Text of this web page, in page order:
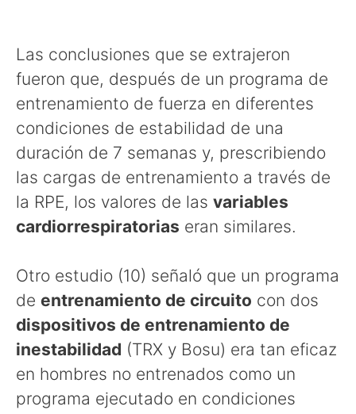
Las conclusiones que se extrajeron
fueron que, después de un programa de
entrenamiento de fuerza en diferentes
condiciones de estabilidad de una
duración de 7 semanas y, prescribiendo
las cargas de entrenamiento a través de
la RPE, los valores de las variables
cardiorrespiratorias eran similares.
Otro estudio (10) señaló que un programa
de entrenamiento de circuito con dos
dispositivos de entrenamiento de
inestabilidad (TRX y Bosu) era tan eficaz
en hombres no entrenados como un
programa ejecutado en condiciones